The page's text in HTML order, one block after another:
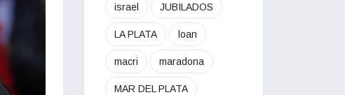
israel JUBILADOS
LA PLATA loan
macri maradona
MAR DEL PLATA